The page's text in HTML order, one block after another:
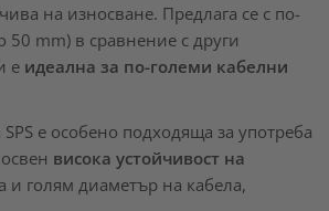
на износване. Предлага се с по-
50 mm) в сравнение с други
е идеална за по-големи кабелни
е особено подходяща за употреба
висока устойчивост на
и голям диаметър на кабела,